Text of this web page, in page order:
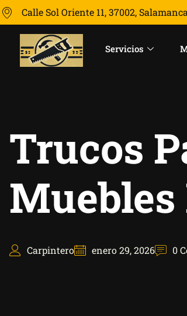
Calle Sol Oriente 11, 37002, Salamanca
Servicios
Trucos
Muebles
Carpintero enero 29, 2026 0